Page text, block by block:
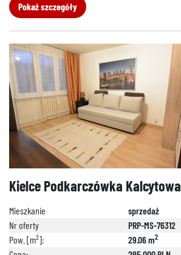
Pokaż szczegóły
Kielce Podkarczówka Kalcytowa
Mieszkanie
sprzedaż
Nr oferty
PRP-MS-76312
Pow. [m2]: 29.06 m2